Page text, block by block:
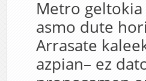
Metro
asmo dute
Arrasate
azpian– ez